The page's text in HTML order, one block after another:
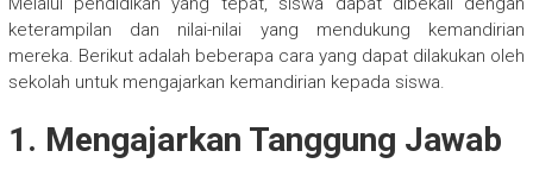
keterampilan dan nilai-nilai yang mendukung kemandirian
mereka. Berikut adalah beberapa cara yang dapat dilakukan oleh
sekolah untuk mengajarkan kemandirian kepada siswa.
1. Mengajarkan Tanggung Jawab